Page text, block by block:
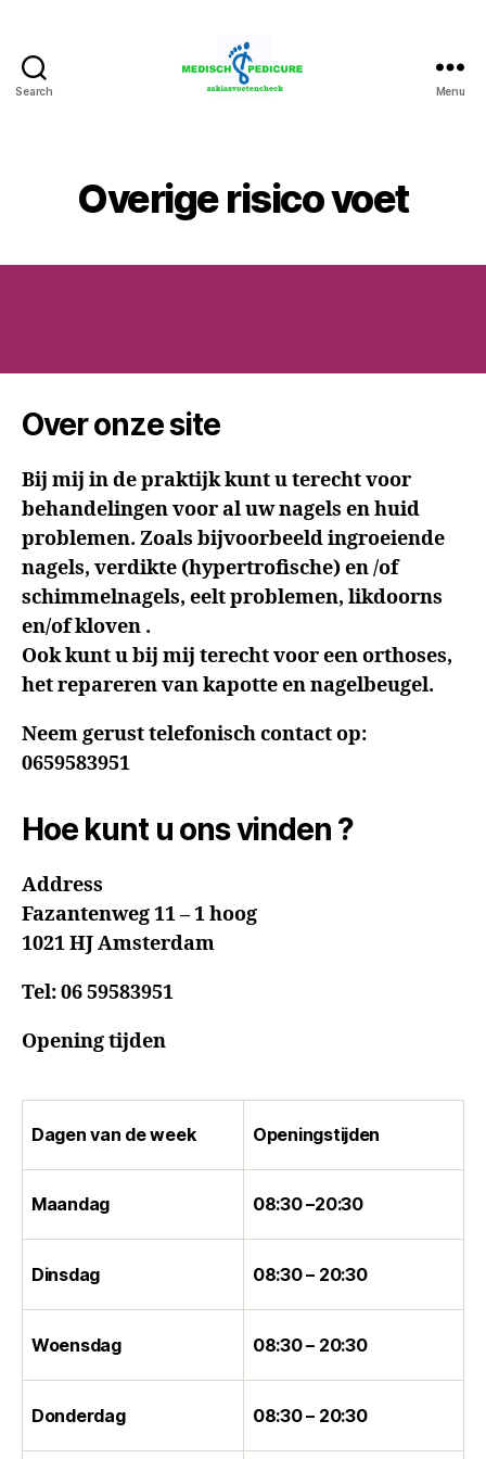
Search
Voetencheck
Menu
Overige risico voet
Over onze site
Bij mij in de praktijk kunt u terecht voor
behandelingen voor al uw nagels en huid
problemen. Zoals bijvoorbeeld ingroeiende
nagels, verdikte (hypertrofische) en /of
schimmelnagels, eelt problemen, likdoorns
en/of kloven .
Ook kunt u bij mij terecht voor een orthoses,
het repareren van kapotte en nagelbeugel.
Neem gerust telefonisch contact op:
0659583951
Hoe kunt u ons vinden ?
Address
Fazantenweg 11 – 1 hoog
1021 HJ Amsterdam
Tel:06 59583951
Opening tijden
Dagen van de week Openingstijden
Maandag 08:30 –20:30
Dinsdag 08:30 – 20:30
Woensdag 08:30 – 20:30
Donderdag 08:30 – 20:30